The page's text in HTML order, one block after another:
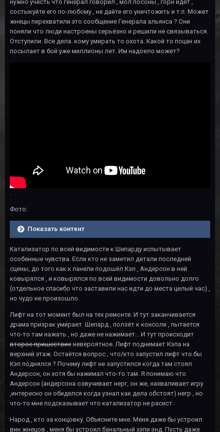
нужно учесть что генерал говорил , мол посоны , горн идёт ,
состыкуйте его по-любому , не дайте его уничтожить и т.п. Может
жнецы перехватили это сообщение Генерала альянса ? Они
поняли что люди настроены серьёзно и решили не связываться.
Отступили. Все дела. кому умирать то охота. Какой то поцан их
посылает в бой уже миллионы лет. Им надоело может?
Фото:
Показать контент
Катализатор по всей видимости к Шепарду испытывает
особенные чувства. Если кто не заметил детали последней
сцены, до того как к панели подошёл Кэп , Андерсон в ней
ковырялся , и ковырялся по всей видимости довольно долго
(отдельное спасибо что заставили нас идти до места целый час) ,
но чудо не произошло.
Лифт на тот момент был на тех ремонте. И тут заканчивается
драма призрак умирает. Шепард , ползёт к консоли , пытается
что-то там нажать , но даже не нажимает... И тут происходит
второе пришествие невероятное. Лифт поднимает Кэпа на
верхний этаж. Остаётся вопрос , что/кто запустил лифт что бы
Кэп поднялся ? Почему лифт не запустился когда там стоял
Андерсон, он хотя бы нажимал что-то там. Я понимаю что
Андерсон (андерсона озвучивает нерг, он же, нахваливает игру
,интересно он обиделся когда узнал как дела обстоят) негр , но
что-то мне подсказывает что катализатор не расист.
Народ , кто за концовку. Объясните мне. Меня даже бы устроил
вин жнецов , меня бы устроил банальный хэпи энд. Пусть даже